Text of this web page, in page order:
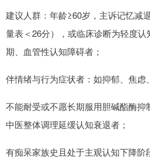
建议人群：年龄≥60岁，主诉记忆减
量表＜26分），或临床诊断为轻度
期、血管性认知障碍者；
伴情绪与行为症状者：如抑郁、焦虑
不能耐受或不愿长期服用胆碱酯酶
中医整体调理延缓认知衰退者；
有痴呆家族史且处于主观认知下降阶